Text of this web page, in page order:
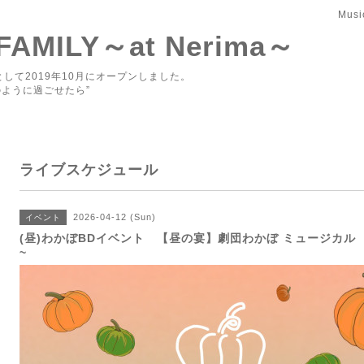
～at Nerima～
て2019年10月にオープンしました。
うに過ごせたら”
ライブスケジュール
イベント 2026-04-12 (Sun)
(昼)わかぼBDイベント 【昼の宴】劇団わかぼ ミュージカ
~